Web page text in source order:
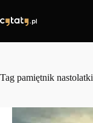
treści
Tag pamiętnik nastolatki